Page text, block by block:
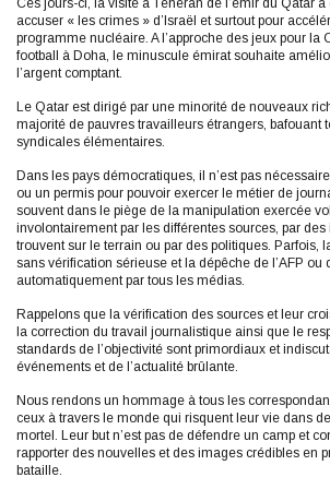
accuser « les crimes » d’Israël et surtout pour
programme nucléaire. A l’approche des jeux pour la
football à Doha, le minuscule émirat souhaite
l’argent comptant.
Le Qatar est dirigé par une minorité de nouveaux
majorité de pauvres travailleurs étrangers, bafouant
syndicales élémentaires.
Dans les pays démocratiques, il n’est pas
ou un permis pour pouvoir exercer le métier de
souvent dans le piège de la manipulation exercée
involontairement par les différentes sources, par
trouvent sur le terrain ou par des politiques. Parfois,
sans vérification sérieuse et la dépêche de l’AFP ou
automatiquement par tous les médias.
Rappelons que la vérification des sources et leur
la correction du travail journalistique ainsi que le
standards de l’objectivité sont primordiaux et
événements et de l’actualité brûlante.
Nous rendons un hommage à tous les
ceux à travers le monde qui risquent leur vie dans
mortel. Leur but n’est pas de défendre un camp et
rapporter des nouvelles et des images crédibles en
bataille.